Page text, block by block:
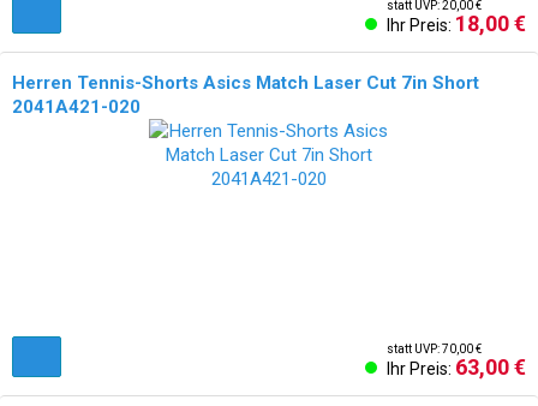
statt UVP: 20,00 €
Ihr Preis: 18,00 €
Herren Tennis-Shorts Asics Match Laser Cut 7in Short
2041A421-020
statt UVP: 70,00 €
Ihr Preis: 63,00 €